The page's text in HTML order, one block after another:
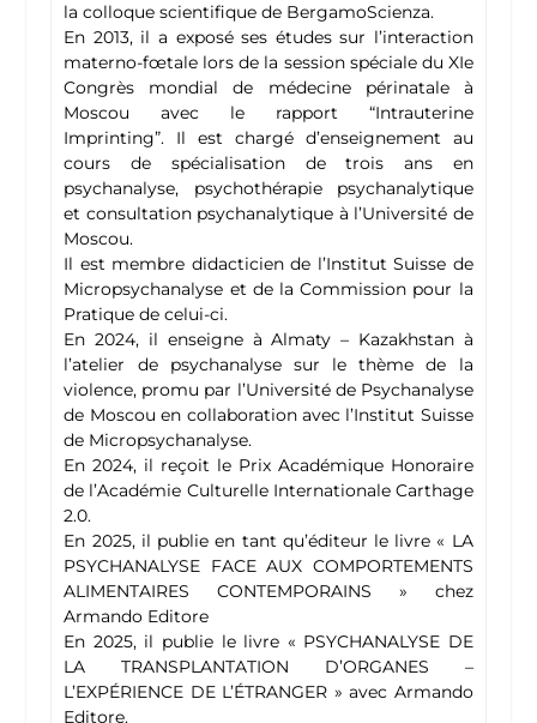
la colloque scientifique de BergamoScienza.
En 2013, il a exposé ses études sur l’interaction
materno-fœtale lors de la session spéciale du XIe
Congrès mondial de médecine périnatale à
Moscou avec le rapport “Intrauterine
Imprinting”. Il est chargé d’enseignement au
cours de spécialisation de trois ans en
psychanalyse, psychothérapie psychanalytique
et consultation psychanalytique à l’Université de
Moscou.
Il est membre didacticien de l’Institut Suisse de
Micropsychanalyse et de la Commission pour la
Pratique de celui-ci.
En 2024, il enseigne à Almaty – Kazakhstan à
l’atelier de psychanalyse sur le thème de la
violence, promu par l’Université de Psychanalyse
de Moscou en collaboration avec l’Institut Suisse
de Micropsychanalyse.
En 2024, il reçoit le Prix Académique Honoraire
de l’Académie Culturelle Internationale Carthage
2.0.
En 2025, il publie en tant qu’éditeur le livre « LA
PSYCHANALYSE FACE AUX COMPORTEMENTS
ALIMENTAIRES CONTEMPORAINS » chez
Armando Editore
En 2025, il publie le livre « PSYCHANALYSE DE
LA TRANSPLANTATION D’ORGANES –
L’EXPÉRIENCE DE L’ÉTRANGER » avec Armando
Editore.